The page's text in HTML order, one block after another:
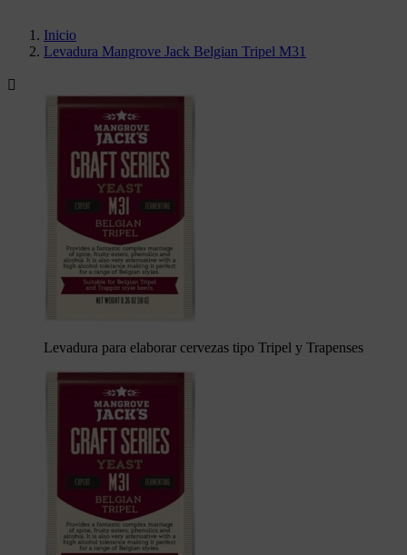
Inicio
Levadura Mangrove Jack Belgian Tripel M31

Levadura para elaborar cervezas tipo Tripel y Trapenses